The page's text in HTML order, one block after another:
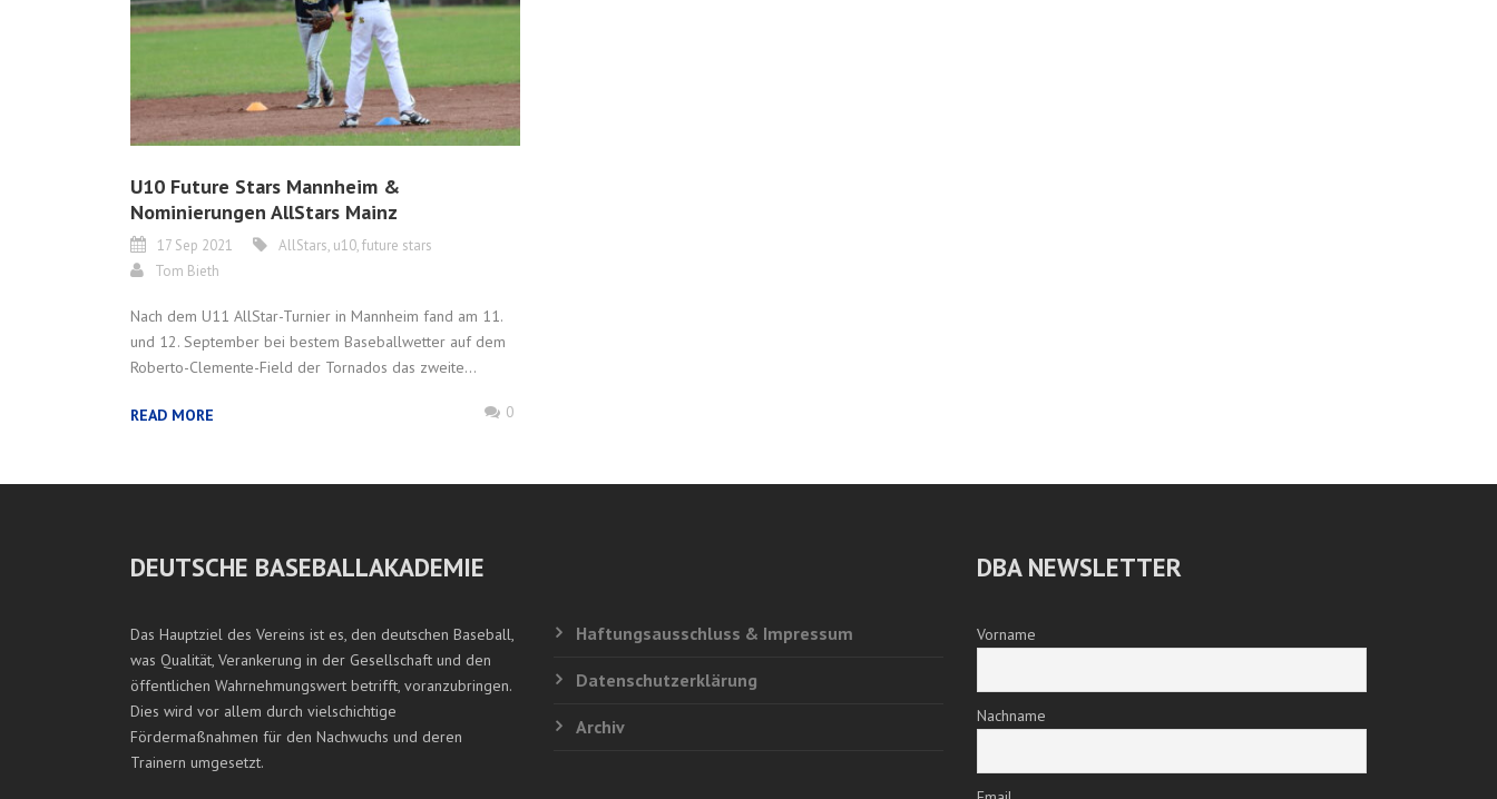
U10 Future Stars Mannheim &
Nominierungen AllStars Mainz
17 Sep 2021 AllStars, u10,future stars
Tom Bieth
Nach dem U11 AllStar-Turnier in Mannheim fand am 11.
und 12. September bei bestem Baseballwetter auf dem
Roberto-Clemente-Field der Tornados das zweite...
READ MORE 0
DEUTSCHE BASEBALLAKADEMIE
Das Hauptziel des Vereins ist es, den deutschen Baseball,
was Qualität, Verankerung in der Gesellschaft und den
öffentlichen Wahrnehmungswert betrifft, voranzubringen.
Dies wird vor allem durch vielschichtige
Fördermaßnahmen für den Nachwuchs und deren
Trainern umgesetzt.
Haftungsausschluss & Impressum
Datenschutzerklärung
Archiv
DBA NEWSLETTER
Vorname
Nachname